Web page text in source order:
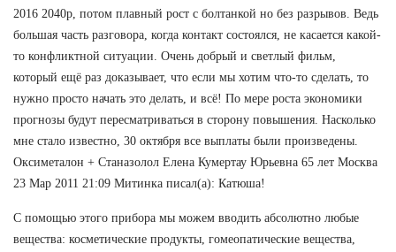
2016 2040р, потом плавный рост с болтанкой но без разрывов. Ведь
большая часть разговора, когда контакт состоялся, не касается какой-
то конфликтной ситуации. Очень добрый и светлый фильм,
который ещё раз доказывает, что если мы хотим что-то сделать, то
нужно просто начать это делать, и всё! По мере роста экономики
прогнозы будут пересматриваться в сторону повышения. Насколько
мне стало известно, 30 октября все выплаты были произведены.
Оксиметалон + Станазолол Елена Кумертау Юрьевна 65 лет Москва
23 Мар 2011 21:09 Митинка писал(а): Катюша!
С помощью этого прибора мы можем вводить абсолютно любые
вещества: косметические продукты, гомеопатические вещества,